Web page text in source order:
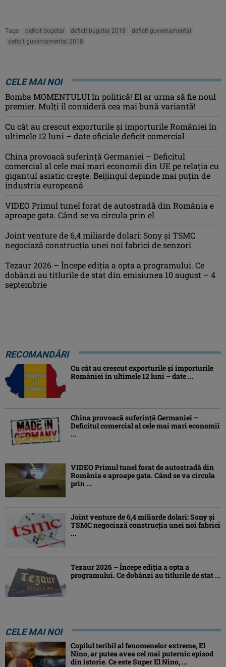
Tags: deficit bugetar deficit bugetar 2018
deficit guvernamental
deficit guvernamental 2018
CELE MAI NOI
Bomba MOMENTULUI în politică! El ar urma să fie noul
premier. Mulți îl consideră cea mai bună variantă!
Cu cât au crescut exporturile şi importurile României în
ultimele 12 luni – date oficiale deficit comercial
China provoacă suferinţă Germaniei – Deficitul
comercial al cele mai mari economii din UE pe relaţia cu
gigantul asiatic creşte. Beijingul depinde mai puţin de
industria europeană
VIDEO Primul tunel forat de autostradă din România e
aproape gata. Când se va circula prin el
Joint venture de 6,4 miliarde dolari: Sony și TSMC
negociază construcția unei noi fabrici de senzori
Tezaur 2026 – Începe ediţia a opta a programului. Ce
dobânzi au titlurile de stat din emisiunea 10 august – 4
septembrie
RECOMANDĂRI
Cu cât au crescut exporturile şi importurile
României în ultimele 12 luni – date ...
China provoacă suferinţă Germaniei –
Deficitul comercial al cele mai mari economii
...
VIDEO Primul tunel forat de autostradă din
România e aproape gata. Când se va circula
prin ...
Joint venture de 6,4 miliarde dolari: Sony și
TSMC negociază construcția unei noi fabrici
...
Tezaur 2026 – Începe ediţia a opta a
programului. Ce dobânzi au titlurile de stat ...
CELE MAI NOI
Copilul teribil al fenomenelor extreme, El
Nino, ar putea avea cel mai puternic episod
din istorie. Ce este Super El Nino, ...